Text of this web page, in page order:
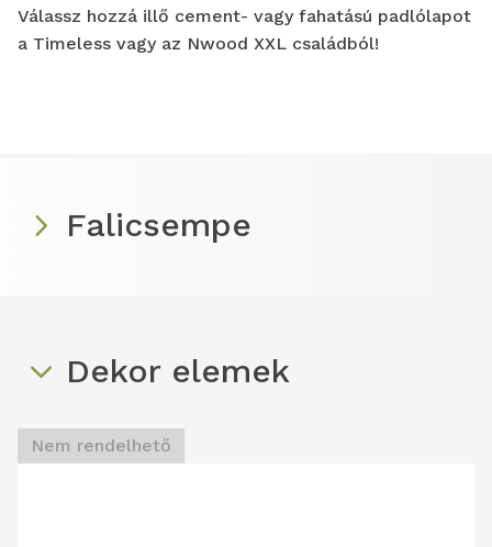
Válassz hozzá illő cement- vagy fahatású padlólapot
a Timeless vagy az Nwood XXL családból!
Falicsempe
Dekor elemek
Nem rendelhető